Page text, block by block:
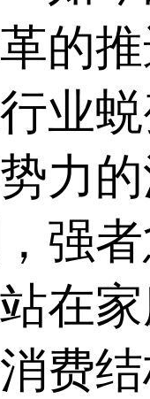
的
业
力
强
在
费